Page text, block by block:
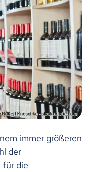
immer größeren
der
für die